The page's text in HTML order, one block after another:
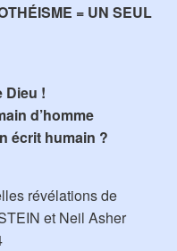
= UN SEUL
Dieu !
d’homme
écrit humain ?
révélations de
et Neil Asher